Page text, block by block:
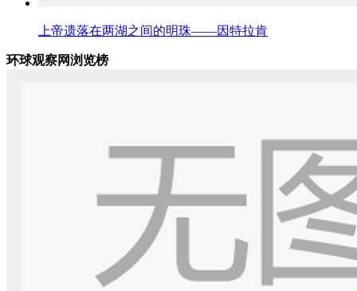
上帝遗落在两湖之间的明珠——因特拉肯
环球观察网浏览榜